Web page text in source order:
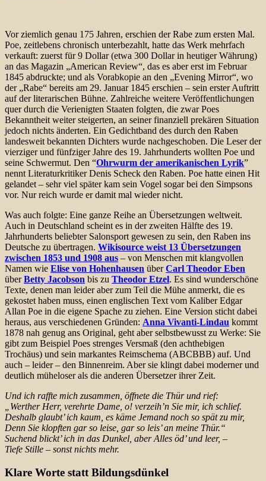
Vor ziemlich genau 175 Jahren, erschien der Rabe zum ersten Mal.
Poe, zeitlebens chronisch unterbezahlt, hatte das Werk mehrfach
verkauft: zuerst für 9 Dollar (etwa 300 Dollar in heutiger Währung)
an das Magazin „American Review“, das es aber erst im Februar
1845 abdruckte; und als Vorabkopie an den „Evening Mirror“, wo
der „Rabe“ bereits am 29. Januar 1845 erschien – sein erster Auftritt
auf der literarischen Bühne. Zahlreiche weitere Veröffentlichungen
quer durch die Verienigten Staaten folgten, die zwar Poes
Bekanntheit weiter steigerten, an seiner finanziell prekären Situation
jedoch nichts änderten. Ein Gedichtband des durch den Raben
landesweit bekannten Dichters wurde nachgeschoben. Die Leser der
vierziger und fünfziger Jahre des 19. Jahrhunderts wollten Poe und
seine Schwermut. Den “Ohrwurm der amerikanischen Lyrik”
nennt Literaturkritiker Denis Scheck den Raben. Poe hatte einen Hit
gelandet – sehr viel später kam sein Vogel sogar bei den Simpsons
vor. Nur reich wurde er damit mal wieder nicht.
Was auch folgte: Eine ganze Reihe an Übersetzungen weltweit.
Auch in Deutschland scheint es in der zweiten Hälfte des 19.
Jahrhunderts beliebter Salonsport gewesen zu sein, den Raben ins
Deutsche zu übertragen. Wikisource weist 13 Übersetzungen
zwischen 1853 und 1908 aus – von Menschen mit klangvollen
Namen wie Elise von Hohenhausen überCarl Theodor Eben
überBetty Jacobson bis zu Theodor Etzel. Es sind wunderschöne
Texte, denen man leider aber zum Teil die Mühe anmerkt, die es
gekostet haben muss, einen englischen Text vom Kaliber Edgar
Allan Poe in die eigene Spache zu ziehen. Eine Version sticht dabei
heraus, aus verschiedenen Gründen: Anna Vivanti-Lindau kommt
1878 nah genug ans Original, geht aber selbstbewusst zu Werke: Sie
gibt zum Beispiel Poes strenges Versmaß (den achthebigen
Trochäus) und sein markantes Reimschema (ABCBBB) auf. Und
auch – leider – den Binnenreim. Aber sie klingt dabei moderner und
deutlich müheloser als die anderen Übersetzer ihrer Zeit.
Und ich raffte mich zusammen, öffnete die Thür und rief:
„Werther Herr, verehrte Dame, o! verzeih’n Sie mir, ich schlief.
Deshalb glaubt’ ich kaum, es käme Jemand noch so spät zu mir,
Denn Sie klopften gar so leise, gar so leis’ an meine Thür.“
Suchend blickt’ ich in das Dunkel, aber Alles öd’ und leer, –
Tiefe Stille – sonst nichts mehr.
Klare Worte statt Bildungsdünkel